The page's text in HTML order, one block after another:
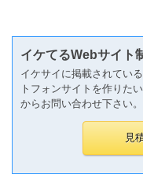
イケてるWebサイト
イケサイに掲載されてい
トフォンサイトを作りた
からお問い合わせ下さい。